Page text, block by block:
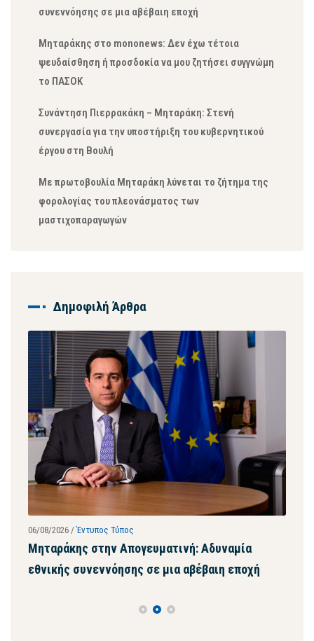
συνεννόησης σε μια αβέβαιη εποχή
Μηταράκης στο mononews: Δεν έχω τέτοια
ψευδαίσθηση ή προσδοκία να μου ζητήσει συγγνώμη
το ΠΑΣΟΚ
Συνάντηση Πιερρακάκη – Μηταράκη: Στενή
συνεργασία για την υποστήριξη του κυβερνητικού
έργου στη Βουλή
Με πρωτοβουλία Μηταράκη λύνεται το ζήτημα της
φορολογίας του πλεονάσματος των
μαστιχοπαραγωγών
Δημοφιλή Άρθρα
06/08/2026 /Έντυπος Τύπος
Μηταράκης στην Απογευματινή: Αδυναμία
εθνικής συνεννόησης σε μια αβέβαιη εποχή